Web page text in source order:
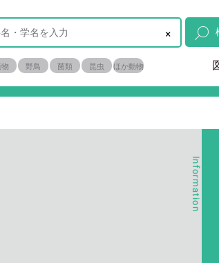
×
野鳥 菌類 昆虫 ほか動物